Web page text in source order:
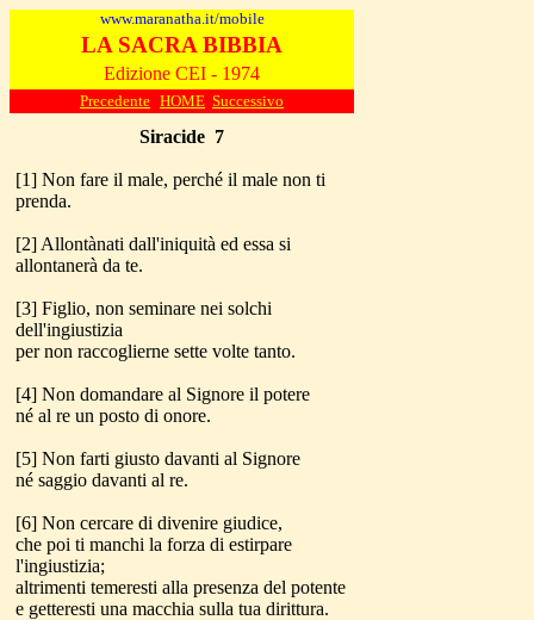
www.maranatha.it/mobile
LA SACRA BIBBIA
Edizione CEI - 1974
Precedente HOME Successivo
Siracide 7
[1] Non fare il male, perché il male non ti
prenda.
[2] Allontànati dall'iniquità ed essa si
allontanerà da te.
[3] Figlio, non seminare nei solchi
dell'ingiustizia
per non raccoglierne sette volte tanto.
[4] Non domandare al Signore il potere
né al re un posto di onore.
[5] Non farti giusto davanti al Signore
né saggio davanti al re.
[6] Non cercare di divenire giudice,
che poi ti manchi la forza di estirpare
l'ingiustizia;
altrimenti temeresti alla presenza del potente
e getteresti una macchia sulla tua dirittura.